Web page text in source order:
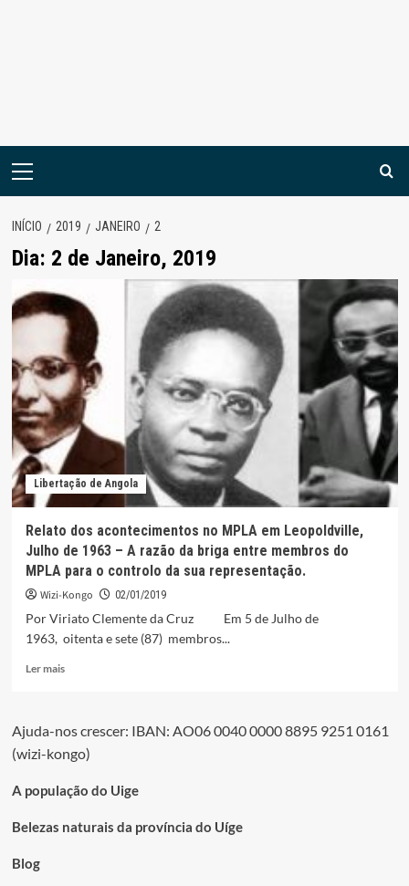
Menu
INÍCIO 2019 JANEIRO 2
Dia: 2 de Janeiro, 2019
Libertação de Angola
Relato dos acontecimentos no MPLA em Leopoldville,
Julho de 1963 – A razão da briga entre membros do
MPLA para o controlo da sua representação.
Wizi-Kongo 02/01/2019
Por Viriato Clemente da Cruz Em 5 de Julho de
1963, oitenta e sete (87) membros...
Ler maisLeia
dos
acontecimentos
MPLA
Leopoldville,
Ajuda-nos crescer: IBAN: AO06 0040 0000 8895 9251 0161
(wizi-kongo)
A população do Uige
Belezas naturais da província do Uíge
Blog